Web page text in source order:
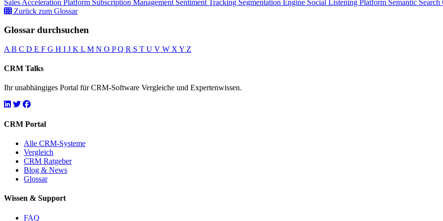
Sales Acceleration Platform Subscription Management Sentiment Tracking Segmentation Engine Social Listening Platform Semantic
Zurück zum Glossar
Glossar durchsuchen
A B C D E F G H I J K L M N O PQ R S T U V W X Y Z
CRM Talks
Ihr unabhängiges Portal für CRM-Software Vergleiche und Expertenwissen.
CRM Portal
Alle CRM-Systeme
Vergleich
CRM Ratgeber
Blog & News
Glossar
Wissen & Support
FAQ